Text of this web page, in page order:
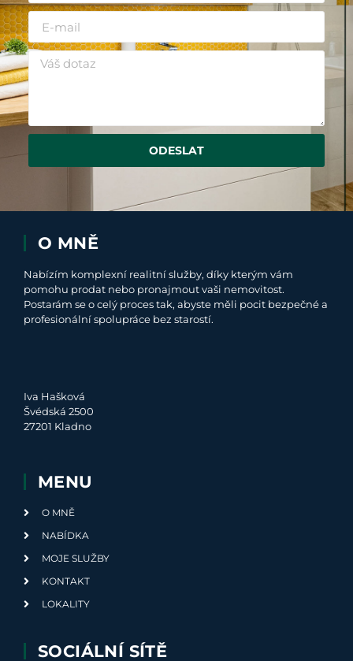
ODESLAT
O MNĚ
Nabízím komplexní realitní služby, díky kterým vám
pomohu prodat nebo pronajmout vaši nemovitost.
Postarám se o celý proces tak, abyste měli pocit bezpečné a
profesionální spolupráce bez starostí.
Iva Hašková
Švédská 2500
27201 Kladno
MENU
O MNĚ
NABÍDKA
MOJE SLUŽBY
KONTAKT
LOKALITY
SOCIÁLNÍ SÍTĚ